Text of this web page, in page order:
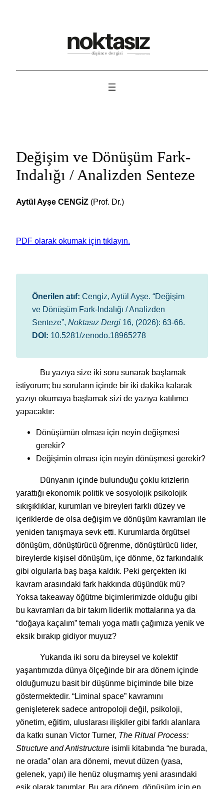
Değişim ve Dönüşüm Fark-
Indalığı / Analizden Senteze
Aytül Ayşe CENGİZ (Prof. Dr.)
PDF olarak okumak için tıklayın.
Önerilen atıf: Cengiz, Aytül Ayşe. “Değişim
ve Dönüşüm Fark-Indalığı / Analizden
Senteze”, Noktasız Dergi 16, (2026): 63-66.
DOI: 10.5281/zenodo.18965278
Bu yazıya size iki soru sunarak başlamak
istiyorum; bu soruların içinde bir iki dakika kalarak
yazıyı okumaya başlamak sizi de yazıya katılımcı
yapacaktır:
Dönüşümün olması için neyin değişmesi
gerekir?
Değişimin olması için neyin dönüşmesi gerekir?
Dünyanın içinde bulunduğu çoklu krizlerin
yarattığı ekonomik politik ve sosyolojik psikolojik
sıkışıklıklar, kurumları ve bireyleri farklı düzey ve
içeriklerde de olsa değişim ve dönüşüm kavramları ile
yeniden tanışmaya sevk etti. Kurumlarda örgütsel
dönüşüm, dönüştürücü öğrenme, dönüştürücü lider,
bireylerde kişisel dönüşüm, içe dönme, öz farkındalık
gibi olgularla baş başa kaldık. Peki gerçekten iki
kavram arasındaki fark hakkında düşündük mü?
Yoksa takeaway öğütme biçimlerimizde olduğu gibi
bu kavramları da bir takım liderlik mottalarına ya da
“doğaya kaçalım” temalı yoga matlı çağımıza yenik ve
eksik bırakıp gidiyor muyuz?
Yukarıda iki soru da bireysel ve kolektif
yaşantımızda dünya ölçeğinde bir ara dönem içinde
olduğumuzu basit bir düşünme biçiminde bile bize
göstermektedir. “Liminal space” kavramını
genişleterek sadece antropoloji değil, psikoloji,
yönetim, eğitim, uluslarası ilişkiler gibi farklı alanlara
da katkı sunan Victor Turner, The Ritual Process:
Structure and Antistructure isimli kitabında “ne burada,
ne orada” olan ara dönemi, mevut düzen (yasa,
gelenek, yapı) ile henüz oluşmamış yeni arasındaki
eşik olarak tanımlar. Bu ara dönem, dönüşüm için en